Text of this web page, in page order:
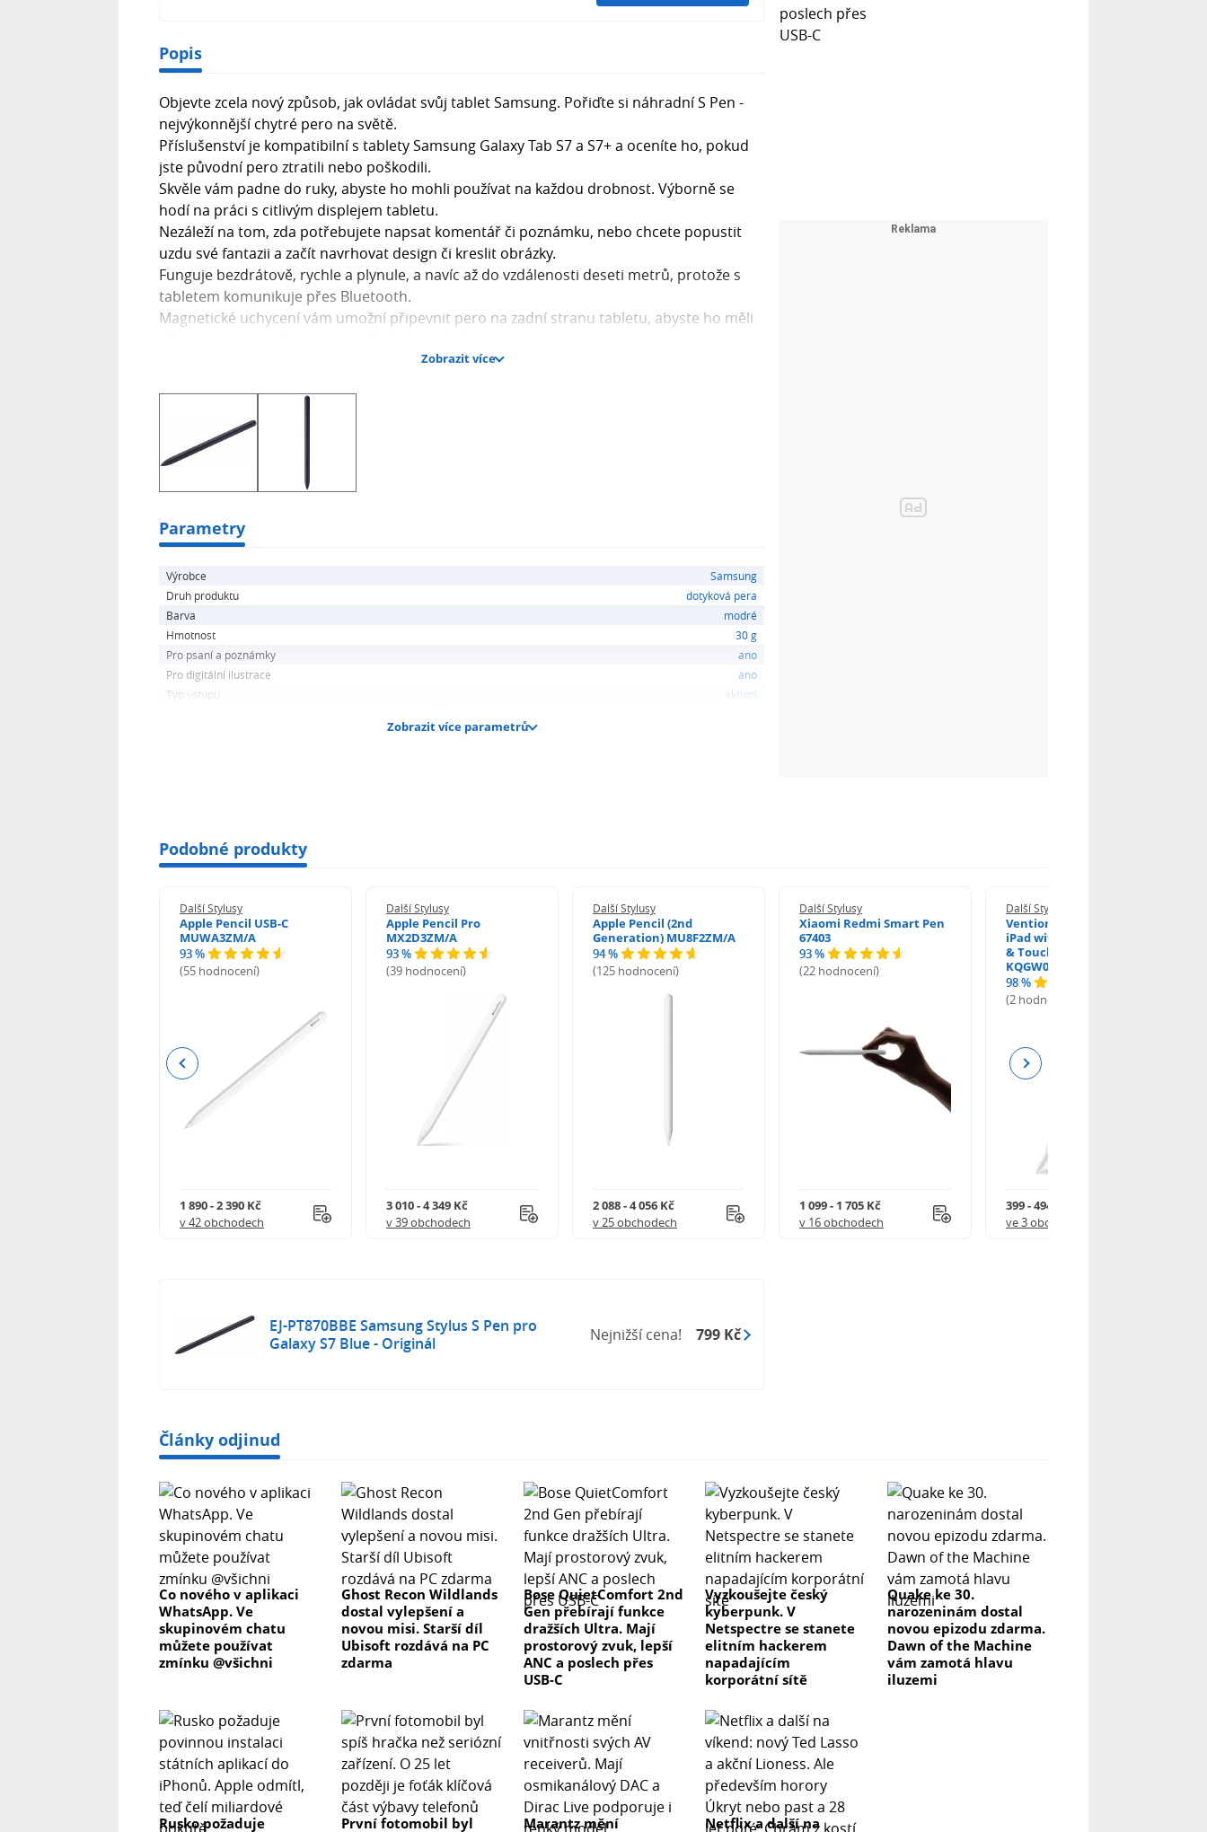
Popis
Objevte zcela nový způsob, jak ovládat svůj tablet Samsung. Pořiďte si náhradní S Pen -
nejvýkonnější chytré pero na světě.
Příslušenství je kompatibilní s tablety Samsung Galaxy Tab S7 a S7+ a oceníte ho, pokud
jste původní pero ztratili nebo poškodili.
Skvěle vám padne do ruky, abyste ho mohli používat na každou drobnost. Výborně se
hodí na práci s citlivým displejem tabletu.
Nezáleží na tom, zda potřebujete napsat komentář či poznámku, nebo chcete popustit
uzdu své fantazii a začít navrhovat design či kreslit obrázky.
Funguje bezdrátově, rychle a plynule, a navíc až do vzdálenosti deseti metrů, protože s
tabletem komunikuje přes Bluetooth.
Magnetické uchycení vám umožní připevnit pero na zadní stranu tabletu, abyste ho měli
- Pohodlné na psaní i kreslení
- Velmi nízká odezva pro rychlé a plynulé používání
- Magnetické uchycení na zadní stranu tabletu
- Rychlé ovládání s Air Actions s dosahem až 10 m
Zobrazit více
Parametry
Výrobce
Samsung
Druh produktu
dotyková pera
Barva
modré
Hmotnost
30 g
Pro psaní a poznámky
ano
Pro digitální ilustrace
ano
Typ vstupu
aktivní
Zobrazit více parametrů
Podobné produkty
Další Stylusy
Apple Pencil USB-C
MUWA3ZM/A
93 %
(55 hodnocení)
1 890 - 2 390 Kč
v 42 obchodech
Další Stylusy
Apple Pencil Pro
MX2D3ZM/A
93 %
(39 hodnocení)
3 010 - 4 349 Kč
v 39 obchodech
Další Stylusy
Apple Pencil (2nd
Generation) MU8F2ZM/A
94 %
(125 hodnocení)
2 088 - 4 056 Kč
v 25 obchodech
Další Stylusy
Xiaomi Redmi Smart Pen
67403
93 %
(22 hodnocení)
1 099 - 1 705 Kč
v 16 obchodech
Další Stylusy
Vention Stylus Pen for
iPad with Palm Rejection
& Touch Switch White
KQGW0
98 %
(2 hodnocení)
399 - 494 Kč
ve 3 obchodech
Previous Next
EJ-PT870BBE Samsung Stylus S Pen pro
Galaxy S7 Blue - Originál
Nejnižší cena! 799 Kč
Články odjinud
Co nového v aplikaci
WhatsApp. Ve
skupinovém chatu
můžete používat
zmínku @všichni
Ghost Recon Wildlands
dostal vylepšení a
novou misi. Starší díl
Ubisoft rozdává na PC
zdarma
Bose QuietComfort 2nd
Gen přebírají funkce
dražších Ultra. Mají
prostorový zvuk, lepší
ANC a poslech přes
USB-C
Vyzkoušejte český
kyberpunk. V
Netspectre se stanete
elitním hackerem
napadajícím
korporátní sítě
Quake ke 30.
narozeninám dostal
novou epizodu zdarma.
Dawn of the Machine
vám zamotá hlavu
iluzemi
Rusko požaduje
První fotomobil byl
Marantz mění
Netflix a další na